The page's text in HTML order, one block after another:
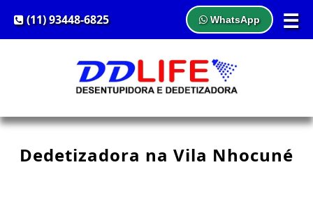
☰
(11) 93448-6825 WhatsApp
Dedetizadora na Vila Nhocuné